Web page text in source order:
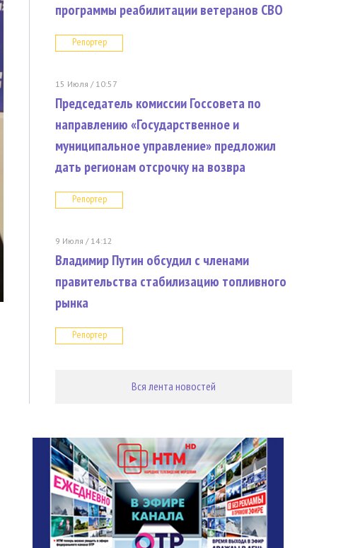
программы реабилитации ветеранов СВО
Репортер
15 Июля / 10:57
Председатель комиссии Госсовета по
направлению «Государственное и
муниципальное управление» предложил
дать регионам отсрочку на возвра
Репортер
9 Июля / 14:12
Владимир Путин обсудил с членами
правительства стабилизацию топливного
рынка
Репортер
Вся лента новостей